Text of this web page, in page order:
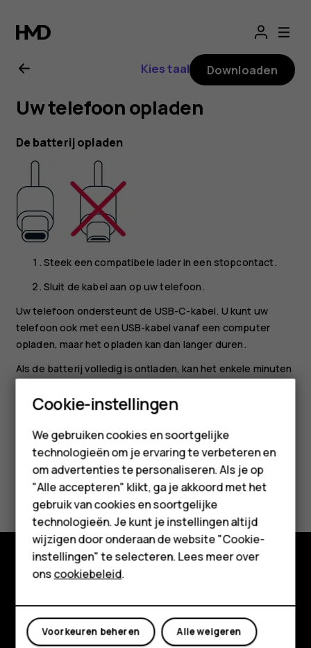
voor
Nokia
G21
Smartphones
Feature phones
Accessoires
HMD Terra M
Voor bedrijven
Tablets
Shop
Mijn account
Kies taal Downloaden
Uw telefoon opladen
De batterij opladen
Steek een compatibele lader in een stopcontact.
Sluit de kabel aan op uw telefoon.
Uw telefoon ondersteunt de USB-C-kabel. U kunt uw
telefoon ook met een USB-kabel vanaf een computer
opladen, maar het opladen kan dan langer duren.
Als de batterij volledig is ontladen, kan het enkele minuten
Was deze informatie nuttig?
Ja Nee
Shop
Over ons
Planet and people
Cookie-instellingen
We gebruiken cookies en soortgelijke
technologieën om je ervaring te verbeteren en
om advertenties te personaliseren. Als je op
"Alle accepteren" klikt, ga je akkoord met het
gebruik van cookies en soortgelijke
technologieën. Je kunt je instellingen altijd
wijzigen door onderaan de website "Cookie-
instellingen" te selecteren. Lees meer over
onscookiebeleid.
Alle weigeren
Voorkeuren beheren